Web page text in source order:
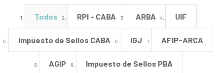
Todos RPI - CABA ARBA UIF
Impuesto de Sellos CABA IGJ AFIP-ARCA
AGIP Impuesto de Sellos PBA